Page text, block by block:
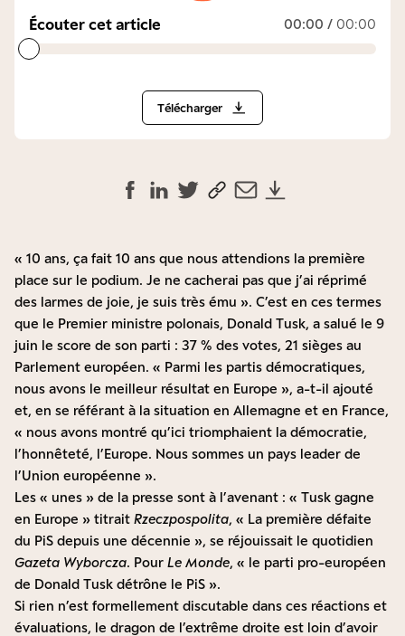
Écouter cet article 00:00 / 00:00
Télécharger
« 10 ans, ça fait 10 ans que nous attendions la première
place sur le podium. Je ne cacherai pas que j’ai réprimé
des larmes de joie, je suis très ému ». C’est en ces termes
que le Premier ministre polonais, Donald Tusk, a salué le 9
juin le score de son parti : 37 % des votes, 21 sièges au
Parlement européen. « Parmi les partis démocratiques,
nous avons le meilleur résultat en Europe », a-t-il ajouté
et, en se référant à la situation en Allemagne et en France,
« nous avons montré qu’ici triomphaient la démocratie,
l’honnêteté, l’Europe. Nous sommes un pays leader de
l’Union européenne ».
Les « unes » de la presse sont à l’avenant : « Tusk gagne
en Europe » titrait Rzeczpospolita, « La première défaite
du PiS depuis une décennie », se réjouissait le quotidien
Gazeta Wyborcza. Pour Le Monde, « le parti pro-européen
de Donald Tusk détrône le PiS ».
Si rien n’est formellement discutable dans ces réactions et
évaluations, le dragon de l’extrême droite est loin d’avoir